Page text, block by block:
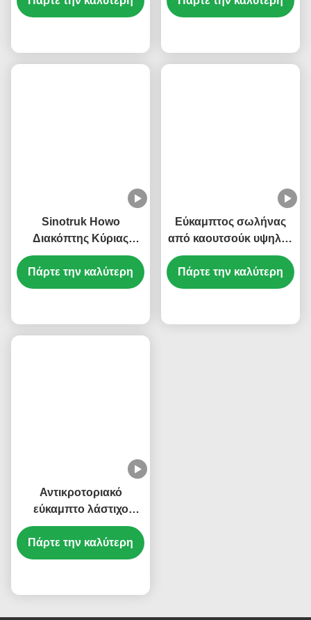
στη Θερμότητα Κιτ
Αποσύνδεση Κύριας
Sinotruk Howo
Διακόπτης Κύριας
Μπαταρίας Ασφαλής
Λειτουργία
WG9100760100
Πάρτε την καλύτερη
Εύκαμπτος σωλήνας
από καουτσούκ υψηλής
απόδοσης
DZ95319535812
Ανταλλακτικά Shacman
Πάρτε την καλύτερη
Αντικροτοριακό
εύκαμπτο λάστιχο
DZ93259535308
Shacman
Πάρτε την καλύτερη